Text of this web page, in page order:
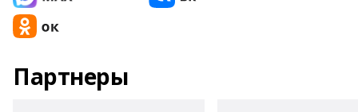
Партнеры